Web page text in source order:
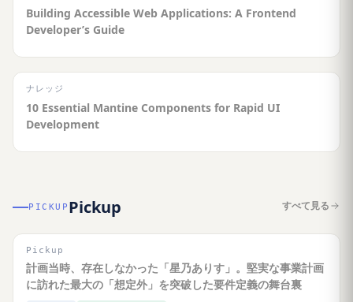
Building Accessible Web Applications: A Frontend
Developer’s Guide
ナレッジ
10 Essential Mantine Components for Rapid UI
Development
PICKUP Pickup すべて見る
Pickup
計画当時、存在しなかった「星乃ありす」。堅実な事業計画
に訪れた最大の「想定外」を突破した要件定義の舞台裏